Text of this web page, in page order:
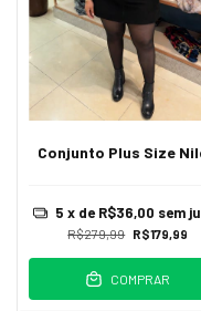
Conjunto Plus Size
R$279,99 R$179,99
5 x de R$36,00 sem
COMPRAR